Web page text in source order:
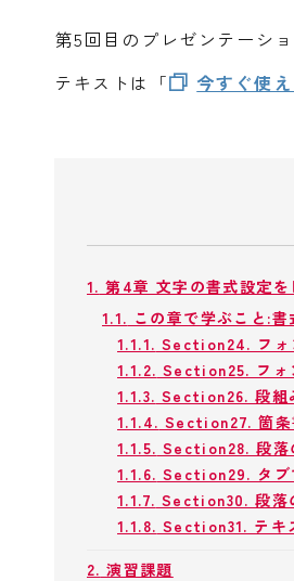
第5回目のプレゼンテーショ
テキストは「
今すぐ使
1. 第4章 文字の書式設定
1.1. この章で学ぶこと:
1.1.1. Section24. フォ
1.1.2. Section25. フォ
1.1.3. Section26. 段組
1.1.4. Section27. 箇条
1.1.5. Section28. 段落
1.1.6. Section29. タブ
1.1.7. Section30. 段落
1.1.8. Section31. テキ
2. 演習課題